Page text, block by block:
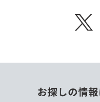
X
お探しの情